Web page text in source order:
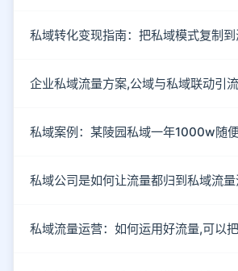
私域转化变现指南：把私域模式复制
企业私域流量方案,公域与私域联动引
私域案例：某陵园私域一年1000w随
私域公司是如何让流量都归到私域流
私域流量运营：如何运用好流量,可以